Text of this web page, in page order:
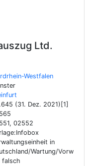
Ltd.
Westfalen
(31. Dez. 2021)[1]
02552
in
Wartung/Vorw
falsch